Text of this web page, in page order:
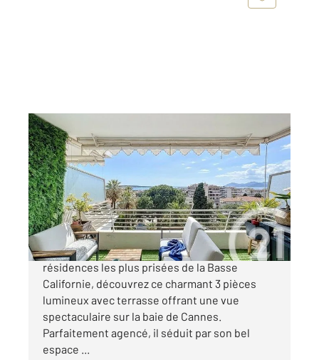
CANNES 06
65 m2, 3 pièces
Ref : 52066
Appartement F3 à vendre
699 000 €
CANNES BASSE CALIFORNIE Dans l'une des
résidences les plus prisées de la Basse
Californie, découvrez ce charmant 3 pièces
lumineux avec terrasse offrant une vue
spectaculaire sur la baie de Cannes.
Parfaitement agencé, il séduit par son bel
espace ...